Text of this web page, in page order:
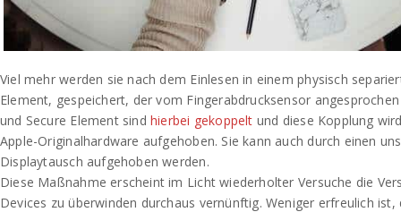
Viel mehr werden sie nach dem Einlesen in einem physisch
Element, gespeichert, der vom Fingerabdrucksensor
und Secure Element sindhierbei gekoppelt und diese Kopplung
Apple-Originalhardware aufgehoben. Sie kann auch durch einen
Displaytausch aufgehoben werden.
Diese Maßnahme erscheint im Licht wiederholter Versuche die
Devices zu überwinden durchaus vernünftig. Weniger erfreulich ist,